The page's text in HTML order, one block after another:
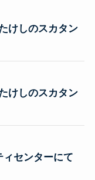
けしのスカタン
けしのスカタン
センターにて